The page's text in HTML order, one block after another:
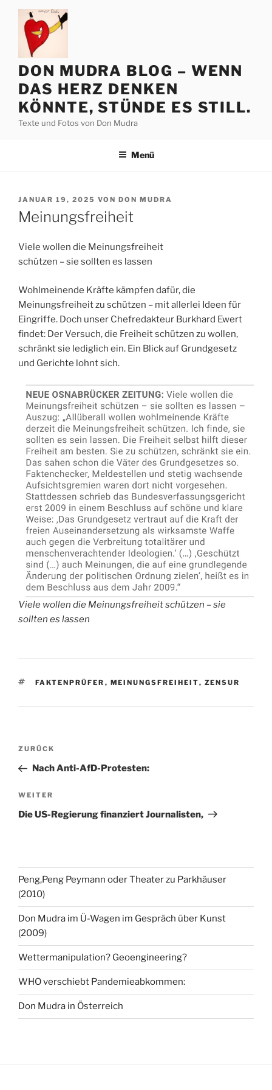
Zum
springen
DON MUDRA BLOG – WENN
DAS HERZ DENKEN
KÖNNTE, STÜNDE ES STILL.
Texte und Fotos von Don Mudra
Menü
VERÖFFENTLICHT
AM
JANUAR 19, 2025 VON DON MUDRA
Meinungsfreiheit
Viele wollen die Meinungsfreiheit
schützen – sie sollten es lassen
Wohlmeinende Kräfte kämpfen dafür, die
Meinungsfreiheit zu schützen – mit allerlei Ideen für
Eingriffe. Doch unser Chefredakteur Burkhard Ewert
findet: Der Versuch, die Freiheit schützen zu wollen,
schränkt sie lediglich ein. Ein Blick auf Grundgesetz
und Gerichte lohnt sich.
Viele wollen die Meinungsfreiheit schützen – sie
sollten es lassen
SCHLAGWÖRTER
FAKTENPRÜFER , MEINUNGSFREIHEIT, ZENSUR
Beitragsnavigation
Vorheriger
Beitrag
ZURÜCK
Nach Anti-AfD-Protesten:
Nächster
Beitrag
WEITER
Die US-Regierung finanziert Journalisten,
Peng,Peng Peymann oder Theater zu Parkhäuser
(2010)
Don Mudra im Ü-Wagen im Gespräch über Kunst
(2009)
Wettermanipulation? Geoengineering?
WHO verschiebt Pandemieabkommen:
Don Mudra in Österreich